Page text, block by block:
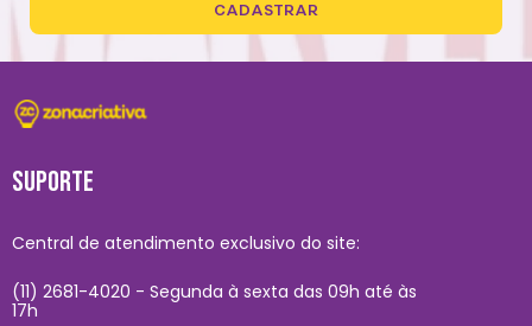
CADASTRAR
SUPORTE
Central de atendimento exclusivo do site:
(11) 2681-4020 - Segunda à sexta das 09h até às
17h